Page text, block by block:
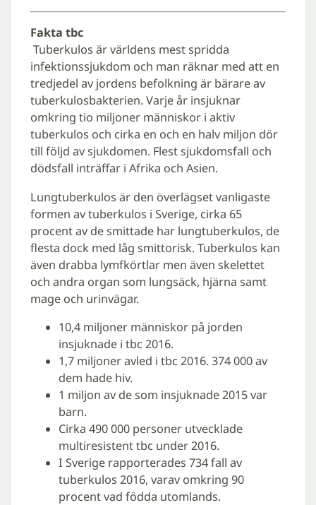
Fakta tbc
Tuberkulos är världens mest spridda
infektionssjukdom och man räknar med att en
tredjedel av jordens befolkning är bärare av
tuberkulosbakterien. Varje år insjuknar
omkring tio miljoner människor i aktiv
tuberkulos och cirka en och en halv miljon dör
till följd av sjukdomen. Flest sjukdomsfall och
dödsfall inträffar i Afrika och Asien.
Lungtuberkulos är den överlägset vanligaste
formen av tuberkulos i Sverige, cirka 65
procent av de smittade har lungtuberkulos, de
flesta dock med låg smittorisk. Tuberkulos kan
även drabba lymfkörtlar men även skelettet
och andra organ som lungsäck, hjärna samt
mage och urinvägar.
10,4 miljoner människor på jorden
insjuknade i tbc 2016.
1,7 miljoner avled i tbc 2016. 374 000 av
dem hade hiv.
1 miljon av de som insjuknade 2015 var
barn.
Cirka 490 000 personer utvecklade
multiresistent tbc under 2016.
I Sverige rapporterades 734 fall av
tuberkulos 2016, varav omkring 90
procent vad födda utomlands.